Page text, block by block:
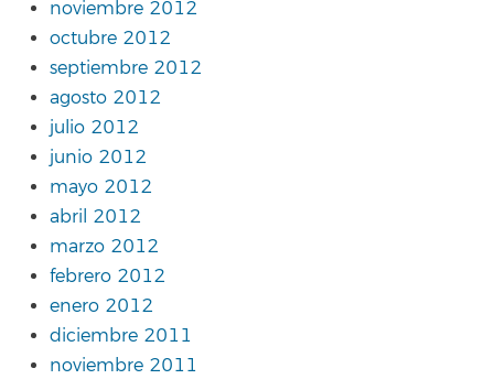
noviembre 2012
octubre 2012
septiembre 2012
agosto 2012
julio 2012
junio 2012
mayo 2012
abril 2012
marzo 2012
febrero 2012
enero 2012
diciembre 2011
noviembre 2011